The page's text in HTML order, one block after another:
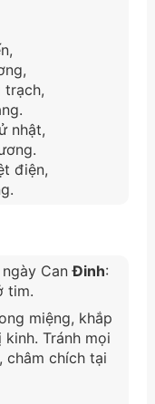
trạch,
nhật,
điện,
ngày CanĐinh:
tim.
miệng, khắp
Tránh mọi
châm chích tại